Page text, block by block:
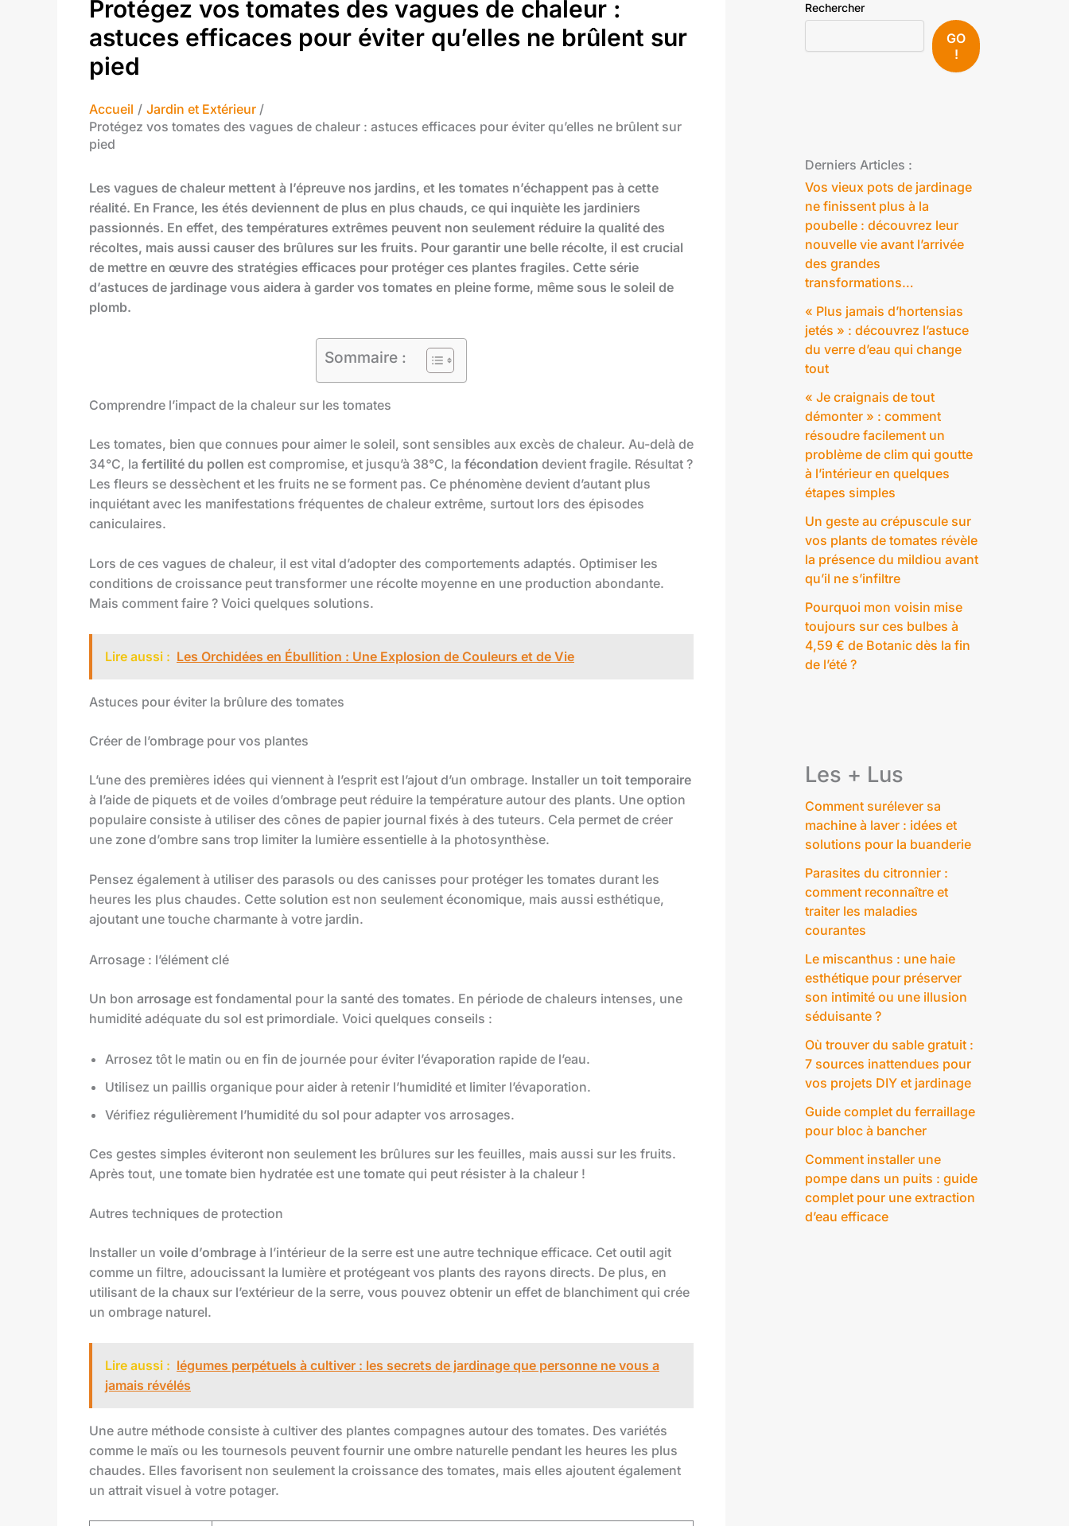
Protégez vos tomates des vagues de chaleur :
astuces efficaces pour éviter qu’elles ne brûlent sur
pied
Accueil
Jardin et Extérieur
Protégez vos tomates des vagues de chaleur : astuces efficaces pour éviter qu’elles ne brûlent sur
pied
Les vagues de chaleur mettent à l’épreuve nos jardins, et les tomates n’échappent pas à cette
réalité. En France, les étés deviennent de plus en plus chauds, ce qui inquiète les jardiniers
passionnés. En effet, des températures extrêmes peuvent non seulement réduire la qualité des
récoltes, mais aussi causer des brûlures sur les fruits. Pour garantir une belle récolte, il est crucial
de mettre en œuvre des stratégies efficaces pour protéger ces plantes fragiles. Cette série
d’astuces de jardinage vous aidera à garder vos tomates en pleine forme, même sous le soleil de
plomb.
Sommaire :
Comprendre l’impact de la chaleur sur les tomates
Les tomates, bien que connues pour aimer le soleil, sont sensibles aux excès de chaleur. Au-delà de
34°C, la fertilité du pollen est compromise, et jusqu’à 38°C, la fécondation devient fragile. Résultat ?
Les fleurs se dessèchent et les fruits ne se forment pas. Ce phénomène devient d’autant plus
inquiétant avec les manifestations fréquentes de chaleur extrême, surtout lors des épisodes
caniculaires.
Lors de ces vagues de chaleur, il est vital d’adopter des comportements adaptés. Optimiser les
conditions de croissance peut transformer une récolte moyenne en une production abondante.
Mais comment faire ? Voici quelques solutions.
Lire aussi : Les Orchidées en Ébullition : Une Explosion de Couleurs et de Vie
Astuces pour éviter la brûlure des tomates
Créer de l’ombrage pour vos plantes
L’une des premières idées qui viennent à l’esprit est l’ajout d’un ombrage. Installer un toit temporaire
à l’aide de piquets et de voiles d’ombrage peut réduire la température autour des plants. Une option
populaire consiste à utiliser des cônes de papier journal fixés à des tuteurs. Cela permet de créer
une zone d’ombre sans trop limiter la lumière essentielle à la photosynthèse.
Pensez également à utiliser des parasols ou des canisses pour protéger les tomates durant les
heures les plus chaudes. Cette solution est non seulement économique, mais aussi esthétique,
ajoutant une touche charmante à votre jardin.
Arrosage : l’élément clé
Un bon arrosage est fondamental pour la santé des tomates. En période de chaleurs intenses, une
humidité adéquate du sol est primordiale. Voici quelques conseils :
Arrosez tôt le matin ou en fin de journée pour éviter l’évaporation rapide de l’eau.
Utilisez un paillis organique pour aider à retenir l’humidité et limiter l’évaporation.
Vérifiez régulièrement l’humidité du sol pour adapter vos arrosages.
Ces gestes simples éviteront non seulement les brûlures sur les feuilles, mais aussi sur les fruits.
Après tout, une tomate bien hydratée est une tomate qui peut résister à la chaleur !
Autres techniques de protection
Installer un voile d’ombrage à l’intérieur de la serre est une autre technique efficace. Cet outil agit
comme un filtre, adoucissant la lumière et protégeant vos plants des rayons directs. De plus, en
utilisant de la chaux sur l’extérieur de la serre, vous pouvez obtenir un effet de blanchiment qui crée
un ombrage naturel.
Lire aussi : légumes perpétuels à cultiver : les secrets de jardinage que personne ne vous a
jamais révélés
Une autre méthode consiste à cultiver des plantes compagnes autour des tomates. Des variétés
comme le maïs ou les tournesols peuvent fournir une ombre naturelle pendant les heures les plus
chaudes. Elles favorisent non seulement la croissance des tomates, mais elles ajoutent également
un attrait visuel à votre potager.
Rechercher
GO
!
Derniers Articles :
Vos vieux pots de jardinage
ne finissent plus à la
poubelle : découvrez leur
nouvelle vie avant l’arrivée
des grandes
transformations…
« Plus jamais d’hortensias
jetés » : découvrez l’astuce
du verre d’eau qui change
tout
« Je craignais de tout
démonter » : comment
résoudre facilement un
problème de clim qui goutte
à l’intérieur en quelques
étapes simples
Un geste au crépuscule sur
vos plants de tomates révèle
la présence du mildiou avant
qu’il ne s’infiltre
Pourquoi mon voisin mise
toujours sur ces bulbes à
4,59 € de Botanic dès la fin
de l’été ?
Les + Lus
Comment surélever sa
machine à laver : idées et
solutions pour la buanderie
Parasites du citronnier :
comment reconnaître et
traiter les maladies
courantes
Le miscanthus : une haie
esthétique pour préserver
son intimité ou une illusion
séduisante ?
Où trouver du sable gratuit :
7 sources inattendues pour
vos projets DIY et jardinage
Guide complet du ferraillage
pour bloc à bancher
Comment installer une
pompe dans un puits : guide
complet pour une extraction
d’eau efficace